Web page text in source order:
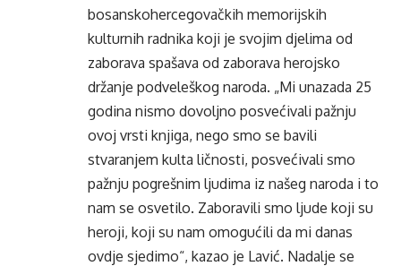
bosanskohercegovačkih memorijskih
kulturnih radnika koji je svojim djelima od
zaborava spašava od zaborava herojsko
držanje podveleškog naroda. „Mi unazada 25
godina nismo dovoljno posvećivali pažnju
ovoj vrsti knjiga, nego smo se bavili
stvaranjem kulta ličnosti, posvećivali smo
pažnju pogrešnim ljudima iz našeg naroda i to
nam se osvetilo. Zaboravili smo ljude koji su
heroji, koji su nam omogućili da mi danas
ovdje sjedimo“, kazao je Lavić. Nadalje se